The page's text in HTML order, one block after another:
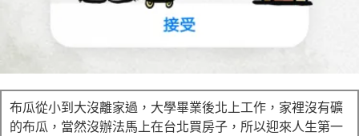
布瓜從小到大沒離家過，大學畢業後北上工作，家裡沒有礦
的布瓜，當然沒辦法馬上在台北買房子，所以迎來人生第一